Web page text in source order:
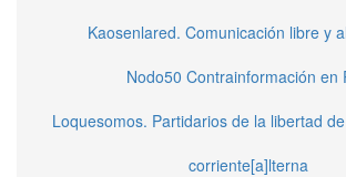
Kaosenlared. Comunicación libre y
Nodo50 Contrainformación en
Loquesomos. Partidarios de la libertad
corriente[a]lterna